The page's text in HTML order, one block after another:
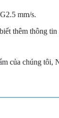
mm/s.
thêm thông tin
của chúng tôi,